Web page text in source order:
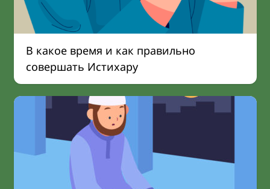
В какое время и как правильно
совершать Истихару